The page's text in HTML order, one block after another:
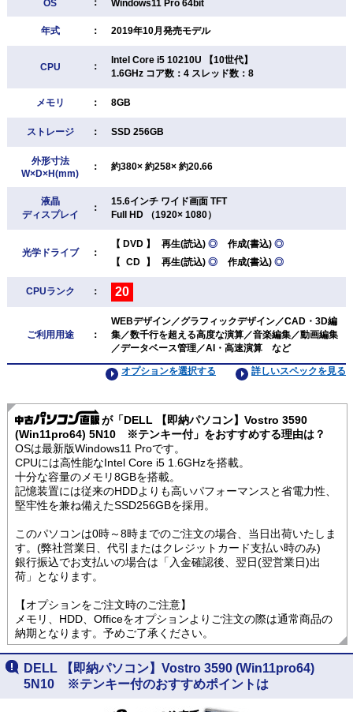
OS ： Windows11 Pro 64bit
年式 ： 2019年10月発売モデル
CPU ：
Intel Core i5 10210U 【10世代】
1.6GHz コア数：4 スレッド数：8
メモリ ： 8GB
ストレージ ： SSD 256GB
外形寸法
W×D×H(mm)
： 約380× 約258× 約20.66
液晶
ディスプレイ
：
15.6インチ ワイド画面 TFT
Full HD （1920× 1080）
光学ドライブ ：
【 DVD 】 再生(読込) ◎ 作成(書込) ◎
【 CD 】 再生(読込) ◎ 作成(書込) ◎
CPUランク ： 20
ご利用用途 ：
WEBデザイン／グラフィックデザイン／CAD・3D編
集／数千行を超える高度な演算／音楽編集／動画編集
／データベース管理／AI・高速演算 など
詳しいスペックを見る
オプションを選択する
が「DELL 【即納パソコン】Vostro 3590
(Win11pro64) 5N10 ※テンキー付」をおすすめする理由は？
OSは最新版Windows11 Proです。
CPUには高性能なIntel Core i5 1.6GHzを搭載。
十分な容量のメモリ8GBを搭載。
記憶装置には従来のHDDよりも高いパフォーマンスと省電力性、
堅牢性を兼ね備えたSSD256GBを採用。
このパソコンは0時～8時までのご注文の場合、当日出荷いたしま
す。(弊社営業日、代引またはクレジットカード支払い時のみ)
銀行振込でお支払いの場合は「入金確認後、翌日(翌営業日)出
荷」となります。
【オプションをご注文時のご注意】
メモリ、HDD、Officeをオプションよりご注文の際は通常商品の
納期となります。予めご了承ください。
DELL 【即納パソコン】Vostro 3590 (Win11pro64)
5N10 ※テンキー付のおすすめポイントは